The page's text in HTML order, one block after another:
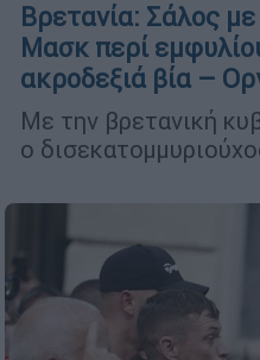
Βρετανία: Σάλος
Μασκ περί
ακροδεξιά βία –
Με την βρετανική
ο